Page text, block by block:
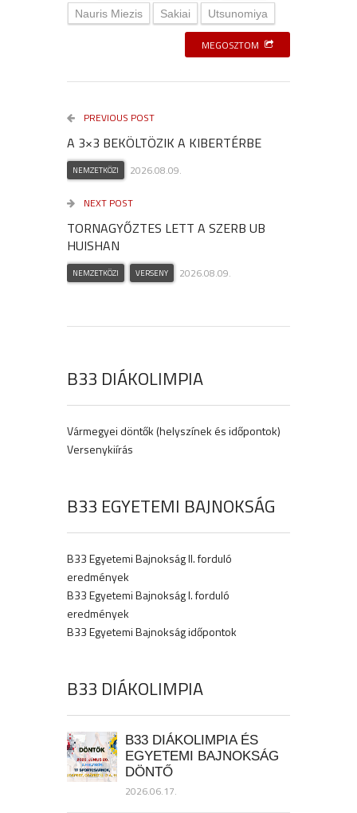
Nauris Miezis
Sakiai Utsunomiya
MEGOSZTOM
PREVIOUS POST
A 3×3 BEKÖLTÖZIK A KIBERTÉRBE
NEMZETKÖZI 2026.08.09.
NEXT POST
TORNAGYŐZTES LETT A SZERB UB
HUISHAN
NEMZETKÖZI VERSENY 2026.08.09.
B33 DIÁKOLIMPIA
Vármegyei döntők (helyszínek és időpontok)
Versenykiírás
B33 EGYETEMI BAJNOKSÁG
B33 Egyetemi Bajnokság II. forduló
eredmények
B33 Egyetemi Bajnokság I. forduló
eredmények
B33 Egyetemi Bajnokság időpontok
B33 DIÁKOLIMPIA
B33 DIÁKOLIMPIA ÉS
EGYETEMI BAJNOKSÁG
DÖNTŐ
2026.06.17.